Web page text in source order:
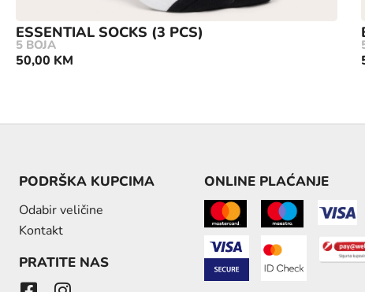
ESSENTIAL SOCKS (3 PCS)
5 BOJA
50,00 KM
PODRŠKA KUPCIMA
Odabir veličine
Kontakt
PRATITE NAS
ONLINE PLAĆANJE